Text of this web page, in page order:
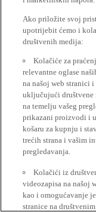
Ako priložite svoj
upotrijebit ćemo i
društvenih medija:
Kolačiće za
relevantne oglase
na našoj web stranici i
uključujući društvene
na temelju vašeg
prikazani proizvodi i
košaru za kupnju i
trećih strana i vašim
pregledavanja.
Kolačići iz
videozapisa na našoj
kao i omogućavanje
stranice na